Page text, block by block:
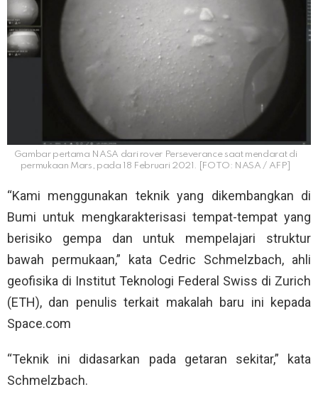
Gambar pertama NASA dari rover Perseverance saat mendarat di
permukaan Mars, pada 18 Februari 2021. [FOTO: NASA / AFP]
“Kami menggunakan teknik yang dikembangkan di
Bumi untuk mengkarakterisasi tempat-tempat yang
berisiko gempa dan untuk mempelajari struktur
bawah permukaan,” kata Cedric Schmelzbach, ahli
geofisika di Institut Teknologi Federal Swiss di Zurich
(ETH), dan penulis terkait makalah baru ini kepada
Space.com
“Teknik ini didasarkan pada getaran sekitar,” kata
Schmelzbach.